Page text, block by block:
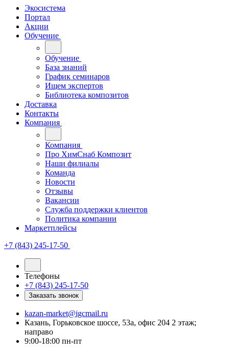
Экосистема
Портал
Акции
Обучение
Обучение
База знаний
График семинаров
Ищем экспертов
Библиотека композитов
Доставка
Контакты
Компания
Компания
Про ХимСнаб Композит
Наши филиалы
Команда
Новости
Отзывы
Вакансии
Служба поддержки клиентов
Политика компании
Маркетплейсы
+7 (843) 245-17-50
Телефоны
+7 (843) 245-17-50
Заказать звонок
kazan-market@igcmail.ru
Казань, ​Горьковское шоссе, 53а, офис 204 2 этаж;
направо
9:00-18:00 пн-пт